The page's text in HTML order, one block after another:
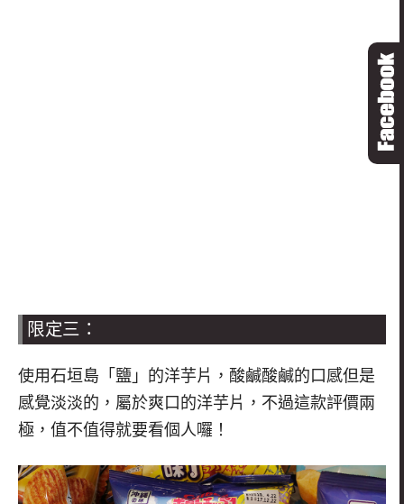
限定三：
使用石垣島「鹽」的洋芋片，酸鹹酸鹹的口感但是
感覺淡淡的，屬於爽口的洋芋片，不過這款評價兩
極，值不值得就要看個人囉！